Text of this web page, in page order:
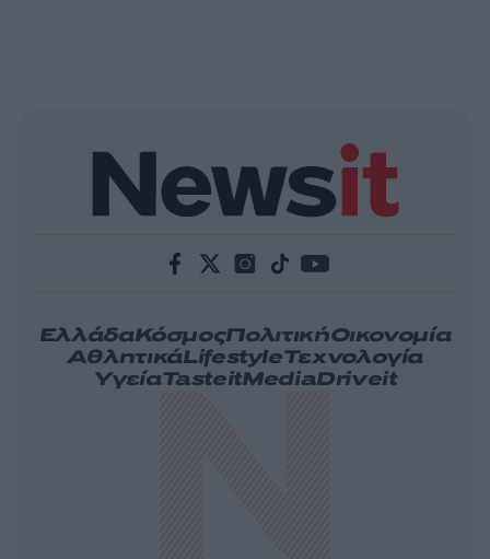
ΕλλάδαΚόσμοςΠολιτικήΟικονομία
ΑθλητικάLifestyleΤεχνολογία
ΥγείαTasteitMediaDriveit